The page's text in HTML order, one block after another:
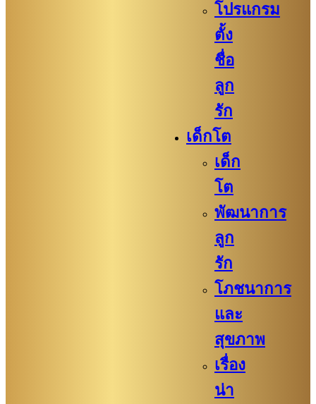
โปรแกรม
ตั้ง
ชื่อ
ลูก
รัก
เด็กโต
เด็ก
โต
พัฒนาการ
ลูก
รัก
โภชนาการ
และ
สุขภาพ
เรื่อง
น่า